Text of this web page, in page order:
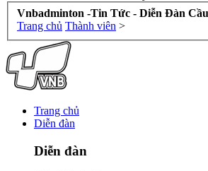
Vnbadminton -Tin Tức - Diễn Đàn
Trang chủ Thành viên >
Trang chủ
Diễn đàn
Diễn đàn